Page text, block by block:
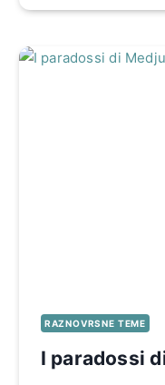
RAZNOVRSNE TEME
I paradossi